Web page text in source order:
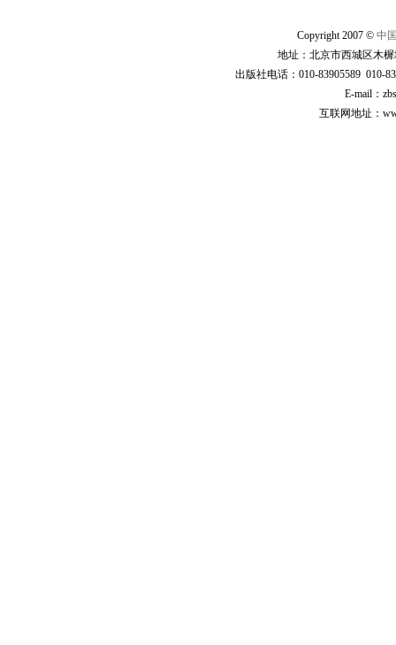
Copyright 2007 © 中
地址：北京市西城区木
出版社电话：010-83905589 010-
E-mail：
互联网地址：